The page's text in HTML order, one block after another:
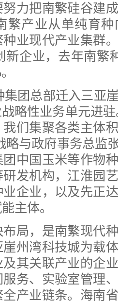
努力把南繁硅谷建
繁产业从单纯育
业现代产业集群
新企业，去年南繁
集团总部迁入三亚
略性业务单元进
们集聚各类主体
略与政府事务总监
中国玉米等作物
发机构，江淮园
企业，以及先正
主体。
局，是南繁现代
州湾科技城为载
其关联产业的企
务、实验室管理
产业链条。海南